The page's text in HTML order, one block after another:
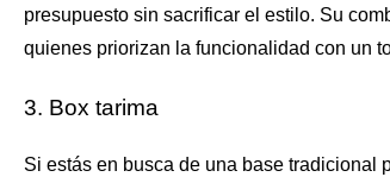
presupuesto sin sacrificar el estilo. Su
quienes priorizan la funcionalidad con un
3. Box tarima
Si estás en busca de una base tradicional